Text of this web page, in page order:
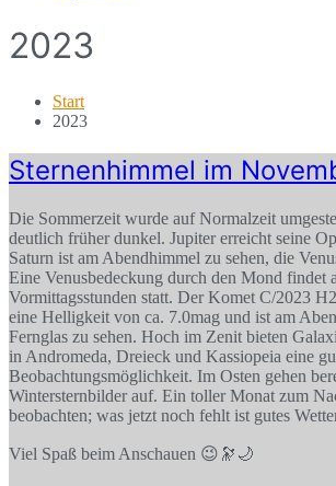
2023
Start
2023
Sternenhimmel im
Die Sommerzeit wurde auf Normalzeit
deutlich früher dunkel. Jupiter erreicht seine
Saturn ist am Abendhimmel zu sehen, die
Eine Venusbedeckung durch den Mond findet
Vormittagsstunden statt. Der Komet C/2023
eine Helligkeit von ca. 7.0mag und ist am
Fernglas zu sehen. Hoch im Zenit bieten
in Andromeda, Dreieck und Kassiopeia eine
Beobachtungsmöglichkeit. Im Osten gehen
Wintersternbilder auf. Ein toller Monat zum
beobachten; was jetzt noch fehlt ist gutes
Viel Spaß beim Anschauen 😉🔭🌙